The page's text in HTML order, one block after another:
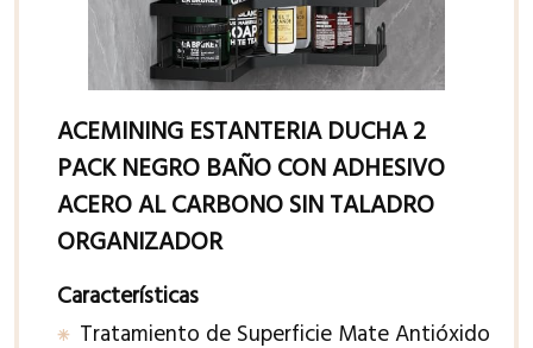
ACEMINING ESTANTERIA DUCHA 2
PACK NEGRO BAÑO CON ADHESIVO
ACERO AL CARBONO SIN TALADRO
ORGANIZADOR
Características
Tratamiento de Superficie Mate Antióxido